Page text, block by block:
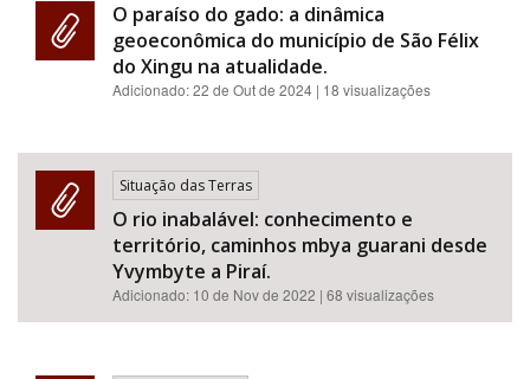
O paraíso do gado: a dinâmica
geoeconômica do município de São Félix
do Xingu na atualidade.
Adicionado:22 de Out de 2024 | 18 visualizações
Situação das Terras
O rio inabalável: conhecimento e
território, caminhos mbya guarani desde
Yvymbyte a Piraí.
Adicionado: 10 de Nov de 2022 | 68 visualizações